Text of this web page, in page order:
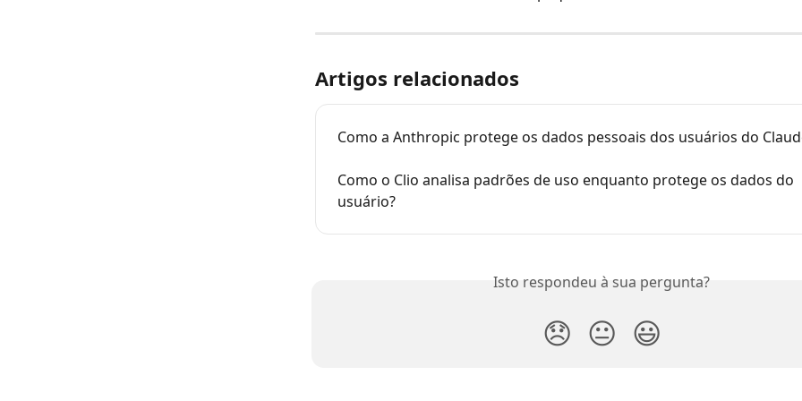
Artigos relacionados
Como a Anthropic protege os dados pessoais dos usuários do
Como o Clio analisa padrões de uso enquanto protege os dados do
usuário?
Isto respondeu à sua pergunta?
😞 😐 😃